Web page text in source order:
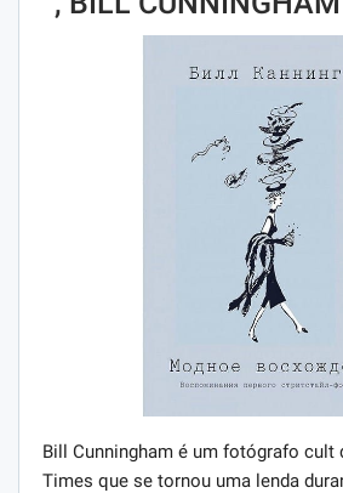
Bill Cunningham é um fotógrafo cult
Times que se tornou uma lenda